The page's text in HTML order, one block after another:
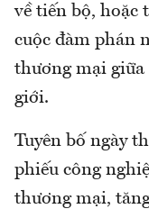
về tiến bộ, hoặc
cuộc đàm phán
thương mại
giới.
Tuyên bố ngày
phiếu công
thương mại,